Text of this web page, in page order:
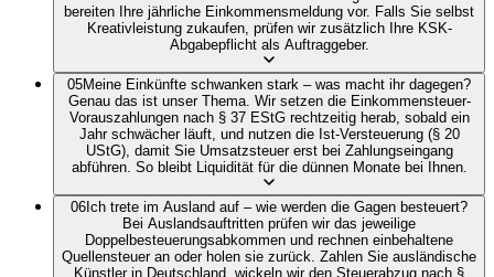
bereiten Ihre jährliche Einkommensmeldung vor. Falls Sie selbst
Kreativleistung zukaufen, prüfen wir zusätzlich Ihre KSK-
Abgabepflicht als Auftraggeber.
05Meine Einkünfte schwanken stark – was macht ihr dagegen?
Genau das ist unser Thema. Wir setzen die Einkommensteuer-
Vorauszahlungen nach § 37 EStG rechtzeitig herab, sobald ein
Jahr schwächer läuft, und nutzen die Ist-Versteuerung (§ 20
UStG), damit Sie Umsatzsteuer erst bei Zahlungseingang
abführen. So bleibt Liquidität für die dünnen Monate bei Ihnen.
06 Ich trete im Ausland auf – wie werden die Gagen besteuert?
Bei Auslandsauftritten prüfen wir das jeweilige
Doppelbesteuerungsabkommen und rechnen einbehaltene
Quellensteuer an oder holen sie zurück. Zahlen Sie ausländische
Künstler in Deutschland, wickeln wir den Steuerabzug nach §